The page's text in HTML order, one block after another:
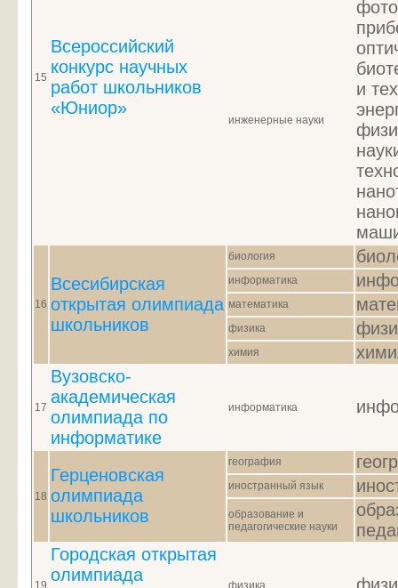
15
Всероссийский
конкурс научных
работ школьников
«Юниор»
инженерные науки
и
16
Всесибирская
открытая олимпиада
школьников
биология
информатика
математика
физика
химия
17
Вузовско-
академическая
олимпиада по
информатике
информатика
18
Герценовская
олимпиада
школьников
география
иностранный язык
образование и
педагогические науки
19
Городская открытая
олимпиада
физика